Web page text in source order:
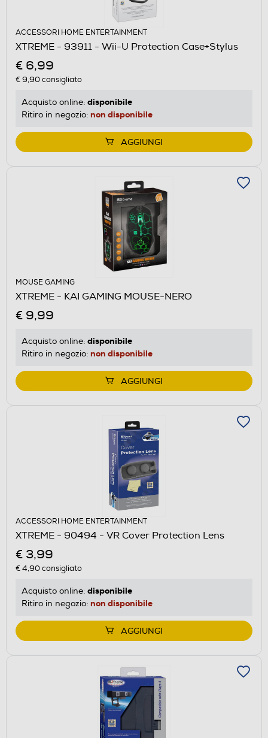
ACCESSORI HOME ENTERTAINMENT
XTREME - 93911 - Wii-U Protection Case+Stylus
€ 6,99
€ 9,90consigliato
Acquisto online: disponibile
Ritiro in negozio: non disponibile
AGGIUNGI
MOUSE GAMING
XTREME - KAI GAMING MOUSE-NERO
€ 9,99
Acquisto online: disponibile
Ritiro in negozio: non disponibile
AGGIUNGI
ACCESSORI HOME ENTERTAINMENT
XTREME - 90494 - VR Cover Protection Lens
€ 3,99
€ 4,90consigliato
Acquisto online: disponibile
Ritiro in negozio: non disponibile
AGGIUNGI